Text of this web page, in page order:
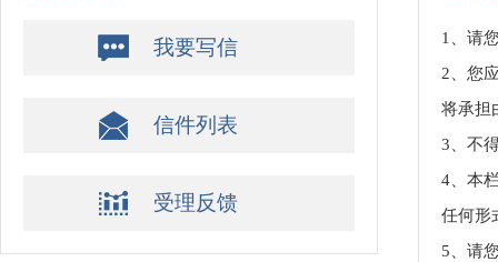
我要写信
信件列表
受理反馈
1、请
2、您
将承担
3、不
4、本
任何形
5、请